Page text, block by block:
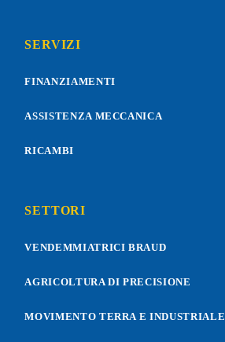
SERVIZI
FINANZIAMENTI
ASSISTENZA MECCANICA
RICAMBI
SETTORI
VENDEMMIATRICI BRAUD
AGRICOLTURA DI PRECISIONE
MOVIMENTO TERRA E INDUSTRIALE